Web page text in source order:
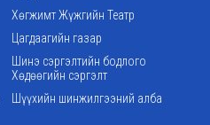
Хөгжимт Жүжгийн Театр
Цагдаагийн газар
Шинэ сэргэлтийн бодлого
Хөдөөгийн сэргэлт
Шүүхийн шинжилгээний алба